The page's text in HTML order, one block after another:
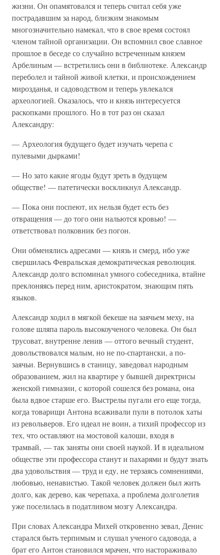
жизни. Он опамятовался и теперь считал себя уже
пострадавшим за народ, близким знакомым
многозначительно намекал, что в свое время состоял
членом тайной организации. Он вспомнил свое славное
прошлое в беседе со случайно встреченным князем
Арбелиным — встретились они в библиотеке. Александр
переболел и тайной живой клетки, и происхождением
мирозданья, и садоводством и теперь увлекался
археологией. Оказалось, что и князь интересуется
раскопками прошлого. Но в тот раз он сказал
Александру:
— Археология будущего будет изучать черепа с
пулевыми дырками!
— Но зато какие ягоды будут зреть в будущем
обществе! — патетически воскликнул Александр.
— Пока они поспеют, их нельзя будет есть без
отвращения — до того они нальются кровью! —
ответствовал полковник без погон.
Они обменялись адресами — князь и смерд, ибо уже
свершилась Февральская демократическая революция.
Александр долго вспоминал умного собеседника, втайне
преклоняясь перед ним, аристократом, знающим пять
языков.
Александр ходил в мягкой бекеше на заячьем меху, на
голове шляпа пароль высокоученого человека. Он был
трусоват, внутренне ленив — оттого вечный студент,
довольствовался малым, но не по-спартански, а по-
заячьи. Вернувшись в станицу, заведовал народным
образованием, жил на квартире у бывшей директрисы
женской гимназии, с которой сошелся без романа, она
была вдвое старше его. Выстрелы пугали его еще тогда,
когда товарищи Антона всаживали пули в потолок хаты
из револьверов. Его идеал не воин, а тихий профессор из
тех, что оставляют на мостовой калоши, входя в
трамвай, — так заняты они своей наукой. И в идеальном
обществе эти профессора станут и пахарями и будут знать
два удовольствия — труд и еду, не терзаясь сомнениями,
любовью, ненавистью. Такой человек должен был жить
долго, как дерево, как черепаха, а проблема долголетия
уже поселилась в податливом мозгу Александра.
При словах Александра Михей откровенно зевал, Денис
старался быть терпимым и слушал ученого садовода, а
брат его Антон становился мрачен, что настораживало